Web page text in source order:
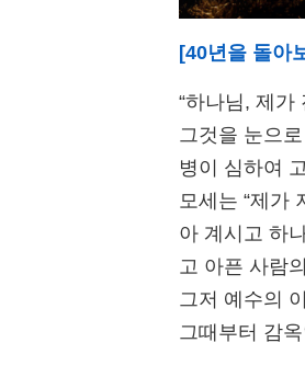
[40년을 돌아
“하나님, 제가
그것을 눈으
병이 심하여
모세는 “제가
아 계시고 하
고 아픈 사람
그저 예수의
그때부터 감